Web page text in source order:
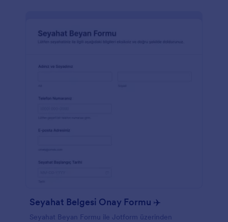
Seyahat Belgesi Onay Formu ✈️
Seyahat Beyan Formu ile Jotform üzerinden